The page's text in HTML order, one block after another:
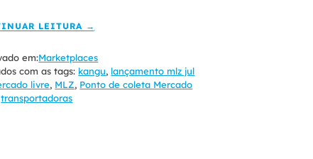
LEITURA →
em:Marketplaces
com as tags: kangu, lançamento mlz jul
livre, MLZ, Ponto de coleta Mercado
transportadoras